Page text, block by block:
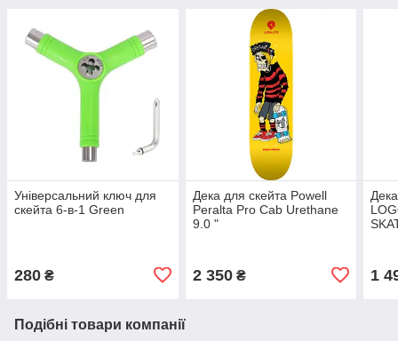
Універсальний ключ для
скейта 6-в-1 Green
280 ₴
Дека для скейта Powell
Peralta Pro Cab Urethane
9.0 "
2 350₴ 1
Подібні товари компанії